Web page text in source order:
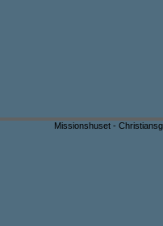
Missionshuset -